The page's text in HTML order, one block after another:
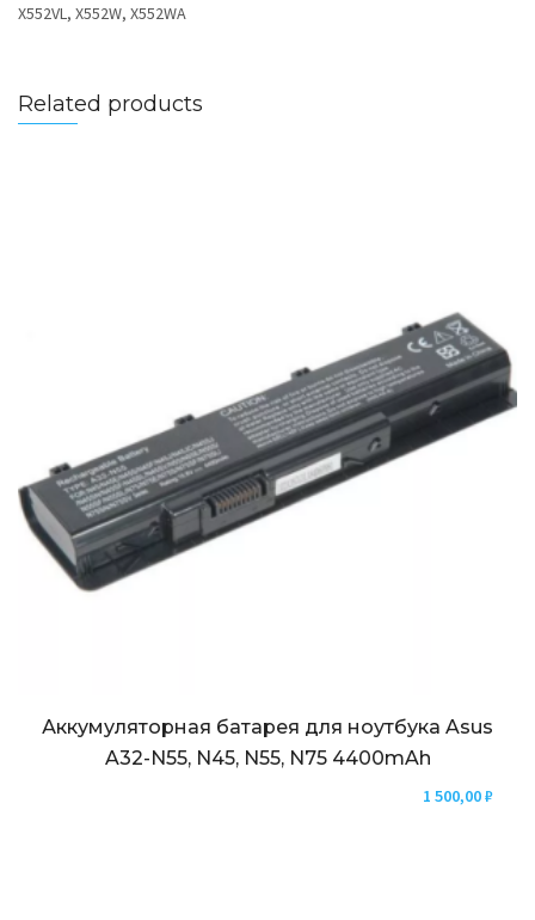
X552VL, X552W, X552WA
Related products
Аккумуляторная батарея для ноутбука Asus
A32-N55, N45, N55, N75 4400mAh
1 500,00₽